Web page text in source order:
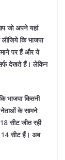
जो अपने यहां
कि भाजपा
पर हैं और ये
देखते हैं। लेकिन
भाजपा कितनी
के सामने
सीट जीत रही
14 सीट हैं। अब